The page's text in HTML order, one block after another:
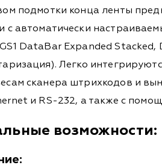
подмотки конца ленты
с автоматически
GS1 DataBar Expanded
Легко
сканера штрихкодов и
и RS-232, а также с
возможности: